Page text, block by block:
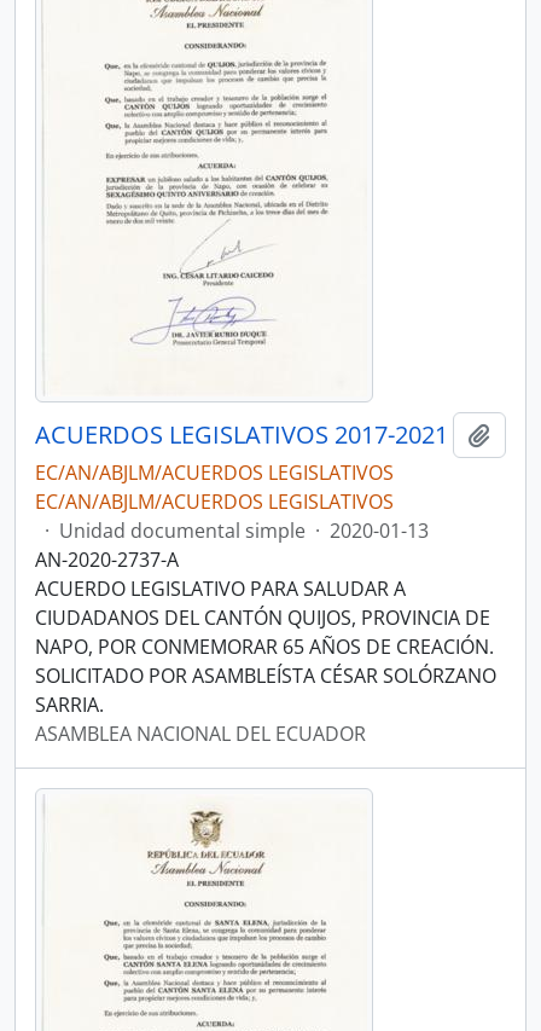
ACUERDOS LEGISLATIVOS 2017-2021
EC/AN/ABJLM/ACUERDOS LEGISLATIVOS
EC/AN/ABJLM/ACUERDOS LEGISLATIVOS
· Unidad documental simple · 2020-01-13
AN-2020-2737-A
ACUERDO LEGISLATIVO PARA SALUDAR A
CIUDADANOS DEL CANTÓN QUIJOS, PROVINCIA DE
NAPO, POR CONMEMORAR 65 AÑOS DE CREACIÓN.
SOLICITADO POR ASAMBLEÍSTA CÉSAR SOLÓRZANO
SARRIA.
ASAMBLEA NACIONAL DEL ECUADOR